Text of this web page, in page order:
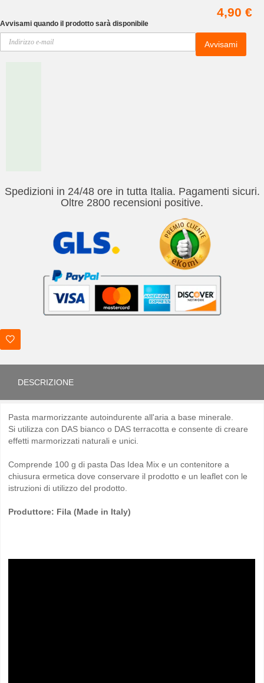
4,90 €
Avvisami quando il prodotto sarà disponibile
Avvisami
Spedizioni in 24/48 ore in tutta Italia. Pagamenti sicuri.
Oltre 2800 recensioni positive.
DESCRIZIONE
Pasta marmorizzante autoindurente all'aria a base minerale.
Si utilizza con DAS bianco o DAS terracotta e consente di creare
effetti marmorizzati naturali e unici.
Comprende 100 g di pasta Das Idea Mix e un contenitore a
chiusura ermetica dove conservare il prodotto e un leaflet con le
istruzioni di utilizzo del prodotto.
Produttore: Fila (Made in Italy)